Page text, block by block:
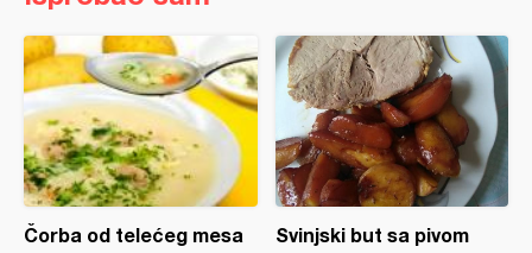
Čorba od telećeg mesa Svinjski but sa pivom